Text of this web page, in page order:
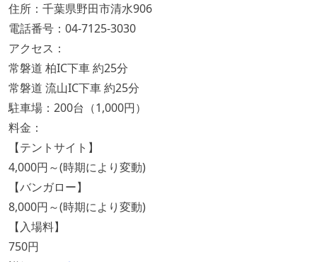
住所：千葉県野田市清水906
電話番号：04-7125-3030
アクセス：
常磐道 柏IC下車 約25分
常磐道 流山IC下車 約25分
駐車場：200台（1,000円）
料金：
【テントサイト】
4,000円～(時期により変動)
【バンガロー】
8,000円～(時期により変動)
【入場料】
750円